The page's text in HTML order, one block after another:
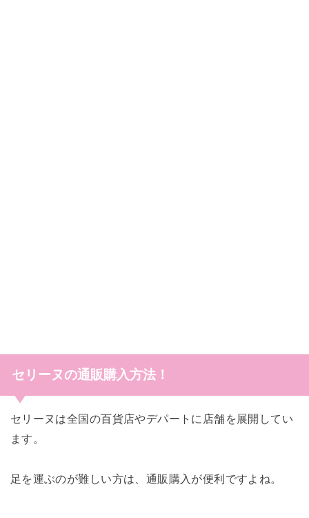
セリーヌの通販購入方法！
セリーヌは全国の百貨店やデパートに店舗を展開してい
ます。
足を運ぶのが難しい方は、通販購入が便利ですよね。